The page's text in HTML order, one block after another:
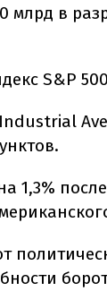
млрд в
S&P
1,3%